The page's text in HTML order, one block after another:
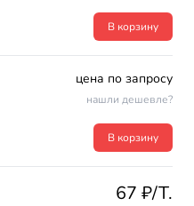
В корзину
цена по запросу
нашли дешевле?
В корзину
67 ₽/T.